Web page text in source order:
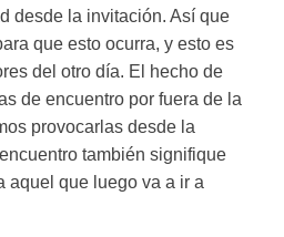
desde la invitación. Así que
que esto ocurra, y esto es
del otro día. El hecho de
de encuentro por fuera de la
provocarlas desde la
también signifique
aquel que luego va a ir a